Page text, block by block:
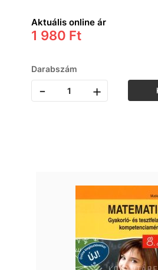
Aktuális online ár
1 980 Ft
Darabszám
- +